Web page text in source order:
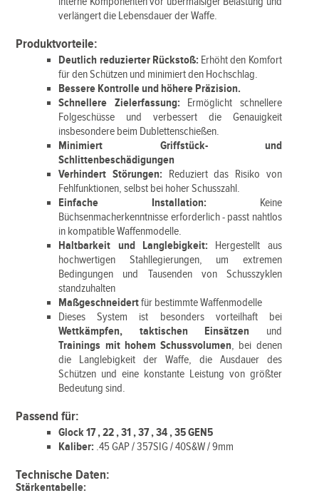
verlängert die Lebensdauer der Waffe.
Produktvorteile:
Deutlich reduzierter Rückstoß: Erhöht den Komfort
für den Schützen und minimiert den Hochschlag.
Bessere Kontrolle und höhere Präzision.
Schnellere Zielerfassung: Ermöglicht schnellere
Folgeschüsse und verbessert die Genauigkeit
insbesondere beim Dublettenschießen.
Minimiert Griffstück- und
Schlittenbeschädigungen
Verhindert Störungen: Reduziert das Risiko von
Fehlfunktionen, selbst bei hoher Schusszahl.
Einfache Installation: Keine
Büchsenmacherkenntnisse erforderlich - passt nahtlos
in kompatible Waffenmodelle.
Haltbarkeit und Langlebigkeit: Hergestellt aus
hochwertigen Stahllegierungen, um extremen
Bedingungen und Tausenden von Schusszyklen
standzuhalten
Maßgeschneidertfür bestimmte Waffenmodelle
Dieses System ist besonders vorteilhaft bei
Wettkämpfen, taktischen Einsätzen und
Trainings mit hohem Schussvolumen, bei denen
die Langlebigkeit der Waffe, die Ausdauer des
Schützen und eine konstante Leistung von größter
Bedeutung sind.
Passend für:
Glock 17 , 22 , 31 , 37 , 34 , 35 GEN5
Kaliber: .45 GAP / 357SIG / 40S&W / 9mm
Technische Daten:
Stärkentabelle: